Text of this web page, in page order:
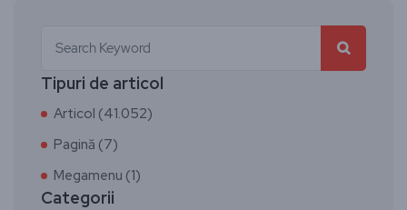
Tipuri de articol
Articol (41.052)
Pagină (7)
Megamenu (1)
Categorii